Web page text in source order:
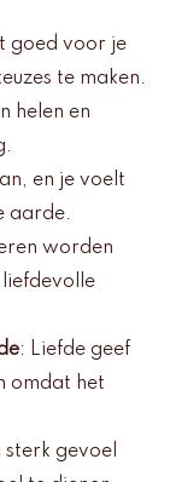
goed voor je
te maken.
helen en
en je voelt
aarde.
worden
: Liefde geef
omdat het
sterk gevoel